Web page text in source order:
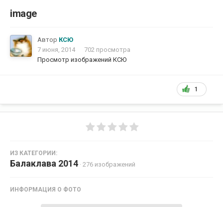
image
Автор КСЮ
7 июня, 2014
702 просмотра
Просмотр изображений КСЮ
1
ИЗ КАТЕГОРИИ:
Балаклава 2014 · 276 изображений
ИНФОРМАЦИЯ О ФОТО